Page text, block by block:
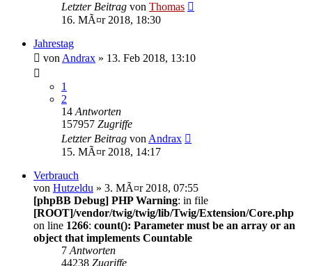
Letzter Beitrag von Thomas
16. MÃ¤r 2018, 18:30
Jahrestag
von Andrax » 13. Feb 2018, 13:10
1
2
14 Antworten
157957 Zugriffe
Letzter Beitrag von Andrax
15. MÃ¤r 2018, 14:17
Verbrauch
von Hutzeldu » 3. MÃ¤r 2018, 07:55
[phpBB Debug] PHP Warning: in file
[ROOT]/vendor/twig/twig/lib/Twig/Extension/Core.php
on line 1266: count(): Parameter must be an array or an
object that implements Countable
7 Antworten
44238 Zugriffe